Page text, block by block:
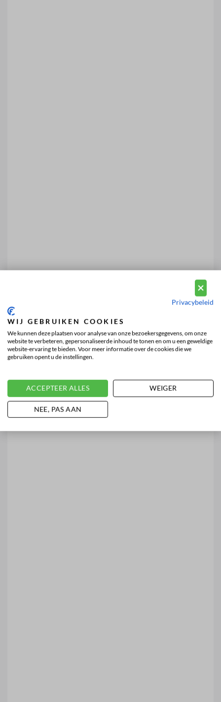
Privacybeleid
WIJ GEBRUIKEN COOKIES
We kunnen deze plaatsen voor analyse van onze bezoekersgegevens, om onze
website te verbeteren, gepersonaliseerde inhoud te tonen en om u een geweldige
website-ervaring te bieden. Voor meer informatie over de cookies die we
gebruiken opent u de instellingen.
ACCEPTEER ALLES WEIGER
NEE, PAS AAN